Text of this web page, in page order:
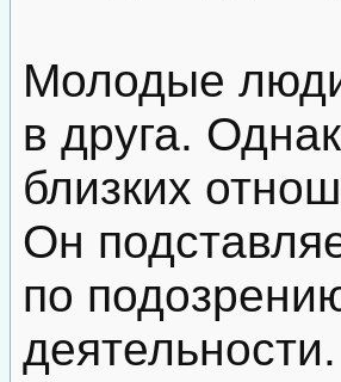
Молодые
в друга.
близких
Он
по
деятельности.